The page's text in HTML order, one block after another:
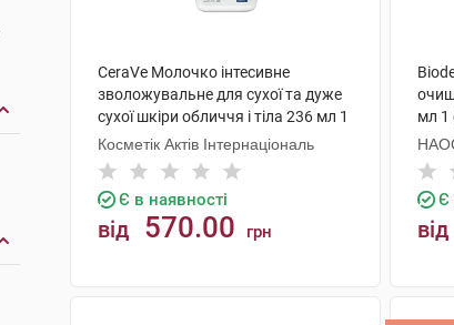
CeraVe Молочко інтесивне
зволожувальне для сухої та дуже
сухої шкіри обличчя і тіла 236 мл 1
флакон
Косметік Актів Інтернаціональ
Є в наявності
від 570.00 грн
мл 1
Є
від